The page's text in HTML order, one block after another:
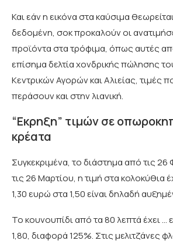
Και εάν η εικόνα στα καύσιμα
δεδομένη, σοκ προκαλούν οι
προϊόντα στα τρόφιμα, όπως αυτές
επίσημα δελτία χονδρικής πώλησης
Κεντρικών Αγορών και Αλιείας, τιμές
περάσουν και στην λιανική.
“Εκρηξη” τιμών σε
κρέατα
Συγκεκριμένα, το διάστημα από τις
τις 26 Μαρτίου, η τιμή στα κολοκύθια
1,30 ευρώ στα 1,50 είναι δηλαδή
Το κουνουπίδι από τα 80 λεπτά έχει …
1,80, διαφορά 125%. Στις μελιτζάνες